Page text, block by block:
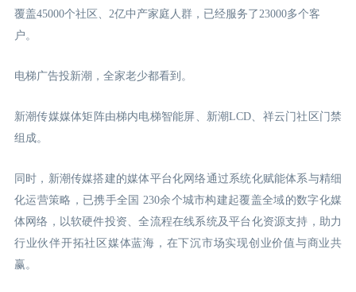
覆盖45000个社区、2亿中产家庭人群，已经服务了23000多个客
户。
电梯广告投新潮，全家老少都看到。
新潮传媒媒体矩阵由梯内电梯智能屏、新潮LCD、祥云门社区门禁
组成。
同时，新潮传媒搭建的媒体平台化网络通过系统化赋能体系与精细
化运营策略，已携手全国 230余个城市构建起覆盖全域的数字化媒
体网络，以软硬件投资、全流程在线系统及平台化资源支持，助力
行业伙伴开拓社区媒体蓝海，在下沉市场实现创业价值与商业共
赢。